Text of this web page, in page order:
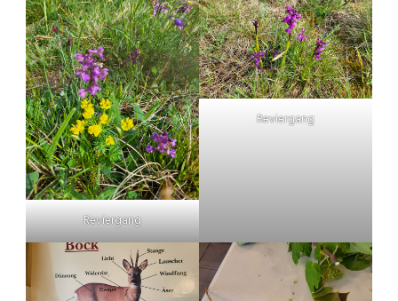
Reviergang
Reviergang